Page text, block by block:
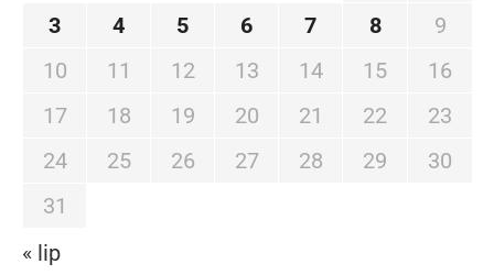
3
4 5 6 7 8
9
10
11 12 13 14 15
16
17
18 19 20 21 22
23
24
25 26 27 28 29
30
31
« lip